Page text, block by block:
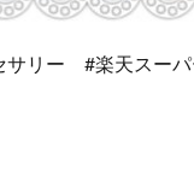
リー #楽天スー